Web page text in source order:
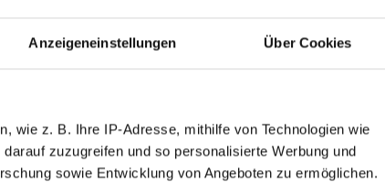
Anzeigeneinstellungen Über Cookies
wie z. B. Ihre IP-Adresse, mithilfe von Technologien wie
zuzugreifen und so personalisierte Werbung und
sowie Entwicklung von Angeboten zu ermöglichen.
Akademie
Allgemeine News
Junge Wikinger Ried
Nachwuchs